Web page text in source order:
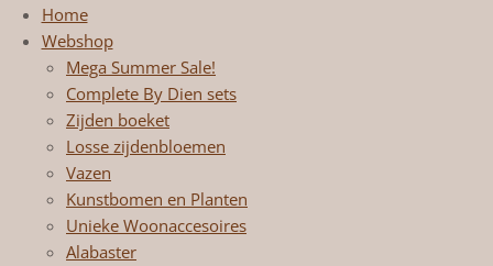
Home
Webshop
Mega Summer Sale!
Complete By Dien sets
Zijden boeket
Losse zijdenbloemen
Vazen
Kunstbomen en Planten
Unieke Woonaccesoires
Alabaster